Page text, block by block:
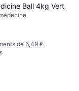
Ball 4kg Vert
de 6,49 €